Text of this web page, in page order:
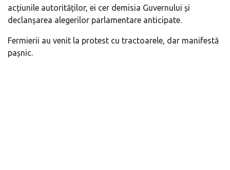
acțiunile autorităților, ei cer demisia Guvernului și
declanșarea alegerilor parlamentare anticipate.
Fermierii au venit la protest cu tractoarele, dar manifestă
pașnic.